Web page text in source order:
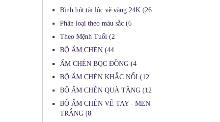
Bình hút tài lộc vẽ vàng 24K (26
Phân loại theo màu sắc (6
Theo Mệnh Tuổi (2
BỘ ẤM CHÉN (44
ẤM CHÉN BỌC ĐỒNG (4
BỘ ẤM CHÉN KHẮC NỔI (12
BỘ ẤM CHÉN QUÀ TẶNG (12
BỘ ẤM CHÉN VẼ TAY - MEN
TRẮNG (8